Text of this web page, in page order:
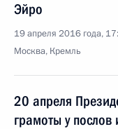
Эйро
19 апреля 2016 года,
Москва, Кремль
20 апреля
грамоты у послов